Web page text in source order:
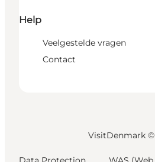
Help
Veelgestelde vragen
Contact
VisitDenmark ©